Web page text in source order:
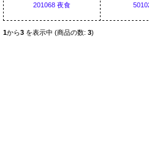
201068 夜食
1から3を表示中 (商品の数: 3)